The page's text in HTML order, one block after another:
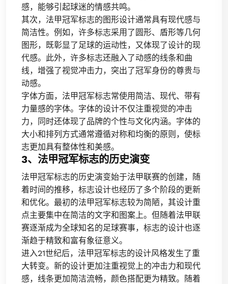
感，能够引起球迷的情感共鸣。
其次，法甲冠军标志的图形设计通常具有现代感与
简洁性。例如，许多标志采用了圆形、盾形等几何
图形，既彰显了足球的运动性，又体现了设计的现
代感。此外，许多标志还融入了动感的线条和曲
线，增强了视觉冲击力，突出了冠军身份的尊贵与
动感。
字体方面，法甲冠军标志常使用简洁、现代、带有
力量感的字体。字体的设计不仅注重视觉的冲击
力，同时还体现了品牌的个性与文化内涵。字体的
大小和排列方式通常遵循对称和均衡的原则，使标
志更加具有整体性和美感。
3、法甲冠军标志的历史演变
法甲冠军标志的历史演变始于法甲联赛的创建，随
着时间的推移，标志设计也经历了多个阶段的更新
和优化。最初的法甲冠军标志较为简陋，其设计重
点主要集中在简洁的文字和图案上。但随着法甲联
赛逐渐成为全球知名的足球赛事，标志的设计也逐
渐趋于精致和富有象征意义。
进入21世纪后，法甲冠军标志的设计风格发生了重
大转变。新的设计更加注重视觉上的冲击力和现代
感，线条更加简洁流畅，颜色搭配更为精致。随着